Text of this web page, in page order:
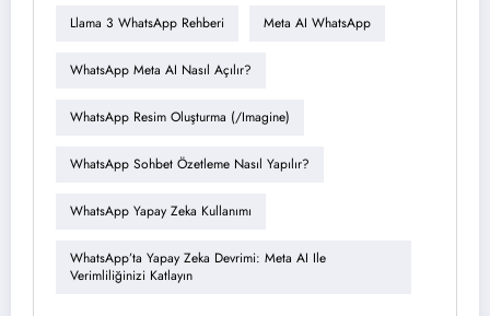
Llama 3 WhatsApp Rehberi Meta AI WhatsApp
WhatsApp Meta AI Nasıl Açılır?
WhatsApp Resim Oluşturma (/imagine)
WhatsApp Sohbet Özetleme Nasıl Yapılır?
WhatsApp Yapay Zeka Kullanımı
WhatsApp’ta Yapay Zeka Devrimi: Meta AI Ile
Verimliliğinizi Katlayın